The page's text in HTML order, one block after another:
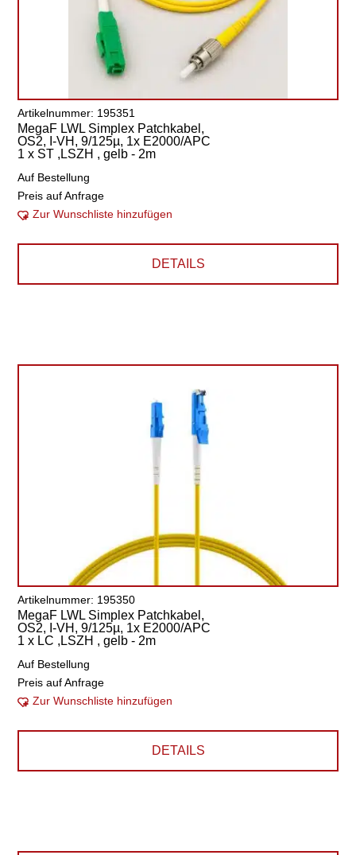
Artikelnummer: 195351
MegaF LWL Simplex Patchkabel,
OS2, I-VH, 9/125µ, 1x E2000/APC
1 x ST ,LSZH , gelb - 2m
Auf Bestellung
Preis auf Anfrage
Zur Wunschliste hinzufügen
DETAILS
Artikelnummer: 195350
MegaF LWL Simplex Patchkabel,
OS2, I-VH, 9/125µ, 1x E2000/APC
1 x LC ,LSZH , gelb - 2m
Auf Bestellung
Preis auf Anfrage
Zur Wunschliste hinzufügen
DETAILS